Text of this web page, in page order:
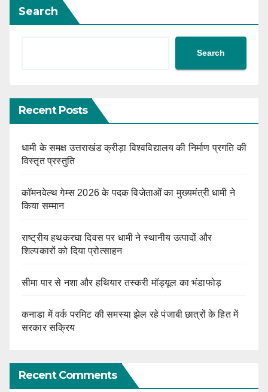
Search
Search
Recent Posts
धामी के समक्ष उत्तराखंड क्रीड़ा विश्वविद्यालय की निर्माण प्रगति की
विस्तृत प्रस्तुति
कॉमनवेल्थ गेम्स 2026 के पदक विजेताओं का मुख्यमंत्री धामी ने
किया सम्मान
राष्ट्रीय हथकरघा दिवस पर धामी ने स्थानीय उत्पादों और
शिल्पकारों को दिया प्रोत्साहन
सीमा पार से नशा और हथियार तस्करी मॉड्यूल का भंडाफोड़
कनाडा में वर्क परमिट की समस्या झेल रहे पंजाबी छात्रों के हित में
सरकार सक्रिय
Recent Comments